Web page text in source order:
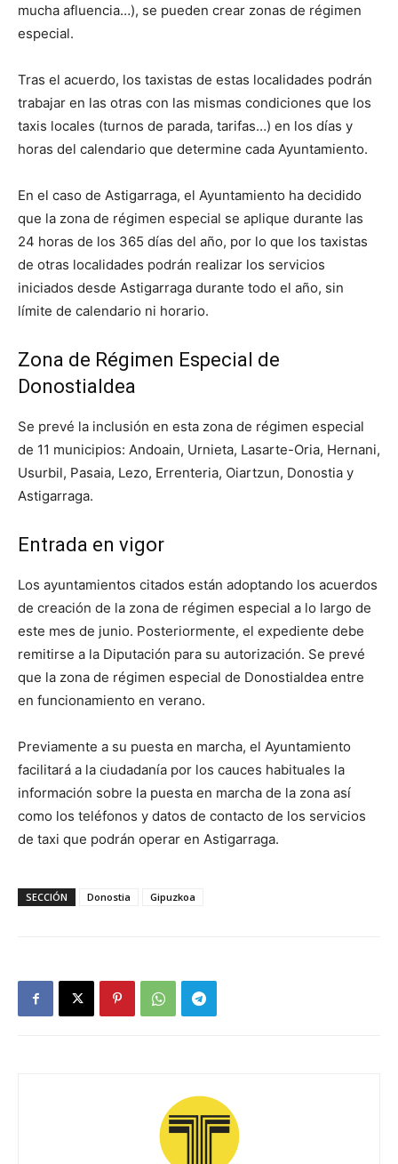
mucha afluencia…), se pueden crear zonas de régimen
especial.
Tras el acuerdo, los taxistas de estas localidades podrán
trabajar en las otras con las mismas condiciones que los
taxis locales (turnos de parada, tarifas…) en los días y
horas del calendario que determine cada Ayuntamiento.
En el caso de Astigarraga, el Ayuntamiento ha decidido
que la zona de régimen especial se aplique durante las
24 horas de los 365 días del año, por lo que los taxistas
de otras localidades podrán realizar los servicios
iniciados desde Astigarraga durante todo el año, sin
límite de calendario ni horario.
Zona de Régimen Especial de
Donostialdea
Se prevé la inclusión en esta zona de régimen especial
de 11 municipios: Andoain, Urnieta, Lasarte-Oria, Hernani,
Usurbil, Pasaia, Lezo, Errenteria, Oiartzun, Donostia y
Astigarraga.
Entrada en vigor
Los ayuntamientos citados están adoptando los acuerdos
de creación de la zona de régimen especial a lo largo de
este mes de junio. Posteriormente, el expediente debe
remitirse a la Diputación para su autorización. Se prevé
que la zona de régimen especial de Donostialdea entre
en funcionamiento en verano.
Previamente a su puesta en marcha, el Ayuntamiento
facilitará a la ciudadanía por los cauces habituales la
información sobre la puesta en marcha de la zona así
como los teléfonos y datos de contacto de los servicios
de taxi que podrán operar en Astigarraga.
SECCIÓN Donostia Gipuzkoa